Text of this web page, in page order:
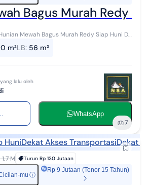
Bagus Murah Redy
Mewah Bagus Murah Redy Siap Huni Di
2 Lantai Hanya 700 Jutaan Dengan Kualitas
m²LB: 56 m²
lalu oleh
WhatsApp
7
HuniDekat Akses TransportasiDekat
1.7 M Turun Rp 130 Jutaan
mu ⓘ
Rp 9 Jutaan (Tenor 15 Tahun)